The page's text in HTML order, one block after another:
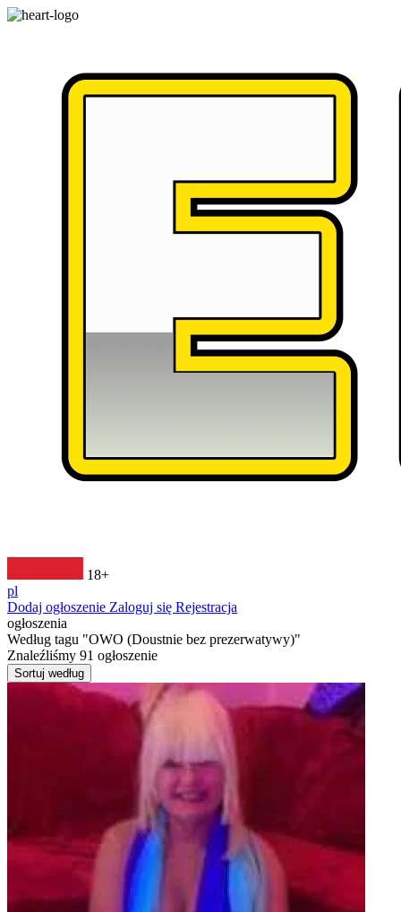
18+
pl
Dodaj ogłoszenie Zaloguj się Rejestracja
ogłoszenia
Według tagu "OWO (Doustnie bez prezerwatywy)"
Znaleźliśmy 91 ogłoszenie
Sortuj według